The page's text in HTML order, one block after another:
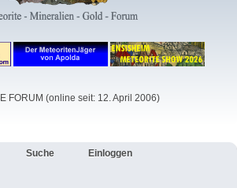
FORUM (online seit: 12. April 2006)
Suche Einloggen